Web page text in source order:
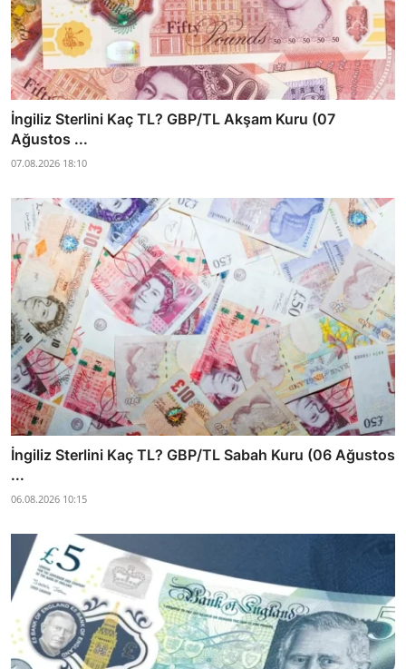
İngiliz Sterlini Kaç TL? GBP/TL Akşam Kuru (07
Ağustos ...
07.08.2026 18:10
İngiliz Sterlini Kaç TL? GBP/TL Sabah Kuru (06 Ağustos
...
06.08.2026 10:15